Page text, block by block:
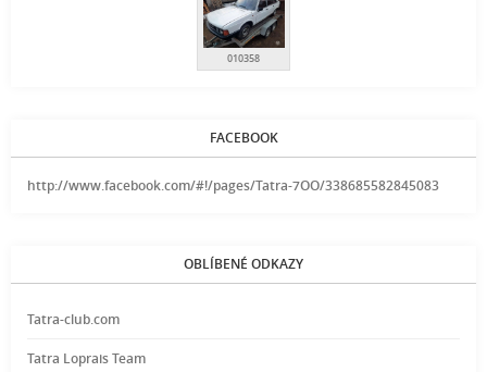
010358
FACEBOOK
http://www.facebook.com/#!/pages/Tatra-7OO/338685582845083
OBLÍBENÉ ODKAZY
Tatra-club.com
Tatra Loprais Team